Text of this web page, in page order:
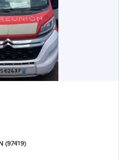
(97419)